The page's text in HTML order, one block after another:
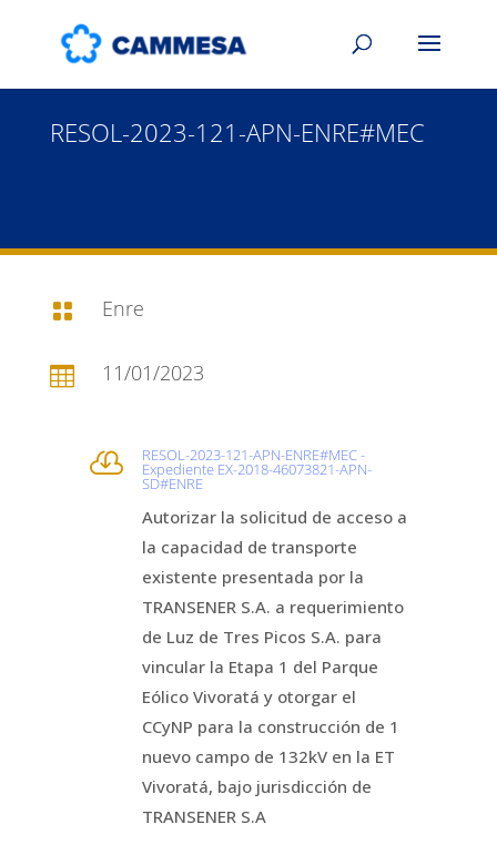
RESOL-2023-121-APN-ENRE#MEC
 Enre
 11/01/2023
 RESOL-2023-121-APN-ENRE#MEC -
Expediente EX-2018-46073821-APN-
SD#ENRE
Autorizar la solicitud de acceso a
la capacidad de transporte
existente presentada por la
TRANSENER S.A. a requerimiento
de Luz de Tres Picos S.A. para
vincular la Etapa 1 del Parque
Eólico Vivoratá y otorgar el
CCyNP para la construcción de 1
nuevo campo de 132kV en la ET
Vivoratá, bajo jurisdicción de
TRANSENER S.A